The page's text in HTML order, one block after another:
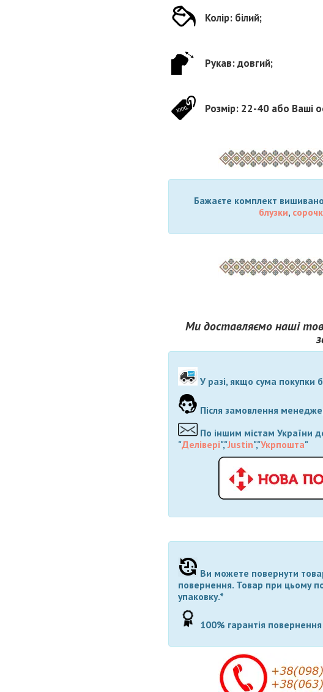
Колір: білий;
Рукав: довгий;
Розмір: 22-40 або Ваші
Бажаєте комплект
блузки,
Ми доставляємо наші
У разі, якщо сума покупки
Після замовлення
По іншим містам України
"Делівері","Justin","Укрпошта"
Ви можете повернути
повернення. Товар при цьому
упаковку.*
100% гарантія